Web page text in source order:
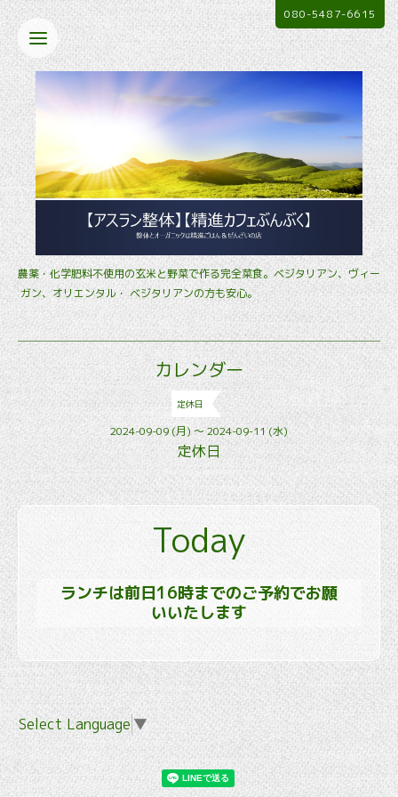
農薬・化学肥料不使用の玄米と野菜で作る完全菜食。ベジタリアン、ヴィー
ガン、オリエンタル・ ベジタリアンの方も安心。
080-5487-6615
カレンダー
定休日
2024-09-09 (月) ～ 2024-09-11 (水)
定休日
Today
ランチは前日16時までのご予約でお願
いいたします
Select Language ▼